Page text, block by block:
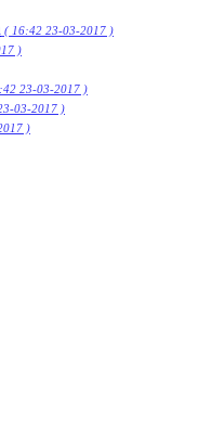
( 16:42 23-03-2017 )
)
23-03-2017 )
03-2017 )
)